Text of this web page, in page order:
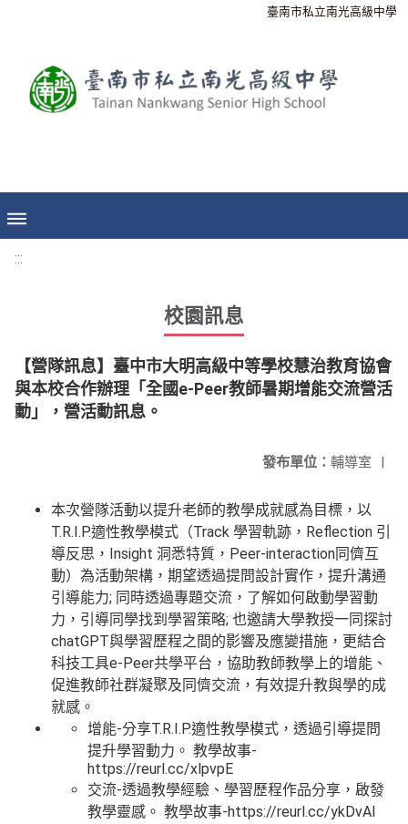
臺南市私立南光高級中學
:::
校園訊息
【營隊訊息】臺中市大明高級中等學校慧治教育協會
與本校合作辦理「全國e-Peer教師暑期增能交流營活
動」，營活動訊息。
發布單位： 輔導室 |
本次營隊活動以提升老師的教學成就感為目標，以
T.R.I.P.適性教學模式（Track 學習軌跡，Reflection 引
導反思，Insight 洞悉特質，Peer-interaction同儕互
動）為活動架構，期望透過提問設計實作，提升溝通
引導能力; 同時透過專題交流，了解如何啟動學習動
力，引導同學找到學習策略; 也邀請大學教授一同探討
chatGPT與學習歷程之間的影響及應變措施，更結合
科技工具e-Peer共學平台，協助教師教學上的增能、
促進教師社群凝聚及同儕交流，有效提升教與學的成
就感。
增能-分享T.R.I.P.適性教學模式，透過引導提問
提升學習動力。 教學故事-
https://reurl.cc/xlpvpE
交流-透過教學經驗、學習歷程作品分享，啟發
教學靈感。 教學故事-https://reurl.cc/ykDvAl